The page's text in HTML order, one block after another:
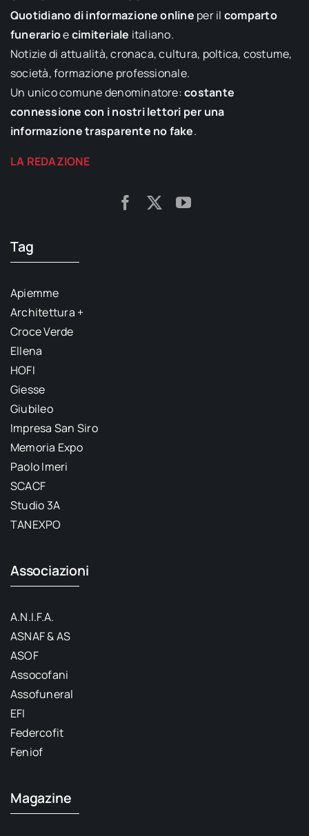
Quotidiano di informazione online per il comparto
funerarioecimiteriale italiano.
Notizie di attualità, cronaca, cultura, poltica, costume,
società, formazione professionale.
Un unico comune denominatore:costante
connessione con i nostri lettori per una
informazione trasparente no fake.
LA REDAZIONE
Tag
Apiemme
Architettura +
Croce Verde
Ellena
HOFI
Giesse
Giubileo
Impresa San Siro
Memoria Expo
Paolo Imeri
SCACF
Studio 3A
TANEXPO
Associazioni
A.N.I.F.A.
ASNAF & AS
ASOF
Assocofani
Assofuneral
EFI
Federcofit
Feniof
Magazine